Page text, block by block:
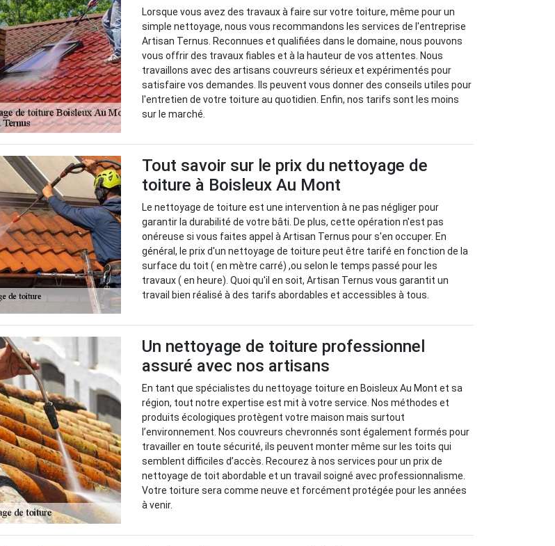
Lorsque vous avez des travaux à faire sur votre toiture, même pour un
simple nettoyage, nous vous recommandons les services de l'entreprise
Artisan Ternus. Reconnues et qualifiées dans le domaine, nous pouvons
vous offrir des travaux fiables et à la hauteur de vos attentes. Nous
travaillons avec des artisans couvreurs sérieux et expérimentés pour
satisfaire vos demandes. Ils peuvent vous donner des conseils utiles pour
l'entretien de votre toiture au quotidien. Enfin, nos tarifs sont les moins
sur le marché.
Tout savoir sur le prix du nettoyage de
toiture à Boisleux Au Mont
Le nettoyage de toiture est une intervention à ne pas négliger pour
garantir la durabilité de votre bâti. De plus, cette opération n'est pas
onéreuse si vous faites appel à Artisan Ternus pour s'en occuper. En
général, le prix d'un nettoyage de toiture peut être tarifé en fonction de la
surface du toit ( en mètre carré) ,ou selon le temps passé pour les
travaux ( en heure). Quoi qu'il en soit, Artisan Ternus vous garantit un
travail bien réalisé à des tarifs abordables et accessibles à tous.
Un nettoyage de toiture professionnel
assuré avec nos artisans
En tant que spécialistes du nettoyage toiture en Boisleux Au Mont et sa
région, tout notre expertise est mit à votre service. Nos méthodes et
produits écologiques protègent votre maison mais surtout
l’environnement. Nos couvreurs chevronnés sont également formés pour
travailler en toute sécurité, ils peuvent monter même sur les toits qui
semblent difficiles d’accès. Recourez à nos services pour un prix de
nettoyage de toit abordable et un travail soigné avec professionnalisme.
Votre toiture sera comme neuve et forcément protégée pour les années
à venir.